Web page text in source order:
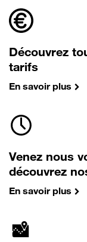
Découvrez
tarifs
En savoir plus
Venez nous
découvrez
En savoir plus